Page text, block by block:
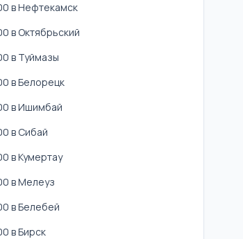
в Нефтекамск
в Октябрьский
в Туймазы
в Белорецк
в Ишимбай
в Сибай
в Кумертау
в Мелеуз
в Белебей
в Бирск